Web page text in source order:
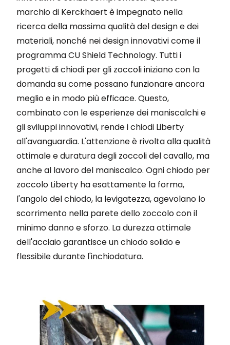
marchio di Kerckhaert è impegnato nella
ricerca della massima qualità del design e dei
materiali, nonché nei design innovativi come il
programma CU Shield Technology. Tutti i
progetti di chiodi per gli zoccoli iniziano con la
domanda su come possano funzionare ancora
meglio e in modo più efficace. Questo,
combinato con le esperienze dei maniscalchi e
gli sviluppi innovativi, rende i chiodi Liberty
all'avanguardia. L'attenzione è rivolta alla qualità
ottimale e duratura degli zoccoli del cavallo, ma
anche al lavoro del maniscalco. Ogni chiodo per
zoccolo Liberty ha esattamente la forma,
l'angolo del chiodo, la levigatezza, agevolano lo
scorrimento nella parete dello zoccolo con il
minimo danno e sforzo. La durezza ottimale
dell'acciaio garantisce un chiodo solido e
flessibile durante l'inchiodatura.